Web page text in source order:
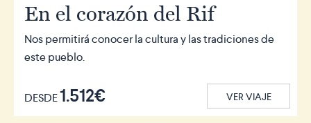
En el corazón del Rif
Nos permitirá conocer la cultura y las tradiciones de
este pueblo.
DESDE1.512€ VER VIAJE